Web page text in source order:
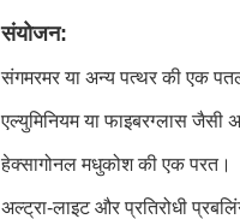
संयोजन:
संगमरमर या अन्य पत्थर की एक
एल्युमिनियम या फाइबरग्लास जैसी
हेक्सागोनल मधुकोश की एक परत।
अल्ट्रा-लाइट और प्रतिरोधी